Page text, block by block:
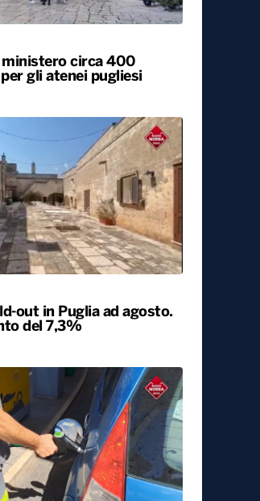
ministero circa 400
gli atenei pugliesi
out in Puglia ad agosto.
del 7,3%